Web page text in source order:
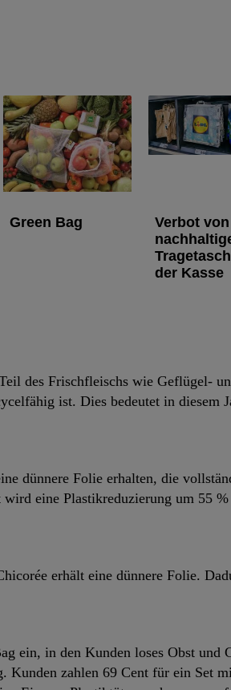
Green Bag
Verbot
der Kasse
des Frischfleischs wie Geflügel-
ist. Dies bedeutet in diesem
dünnere Folie erhalten, die
eine Plastikreduzierung um 55
erhält eine dünnere Folie.
ein, in den Kunden loses Obst und
Kunden zahlen 69 Cent für ein Set